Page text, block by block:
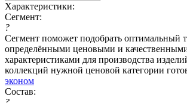
Характеристики:
Сегмент:
?
Сегмент поможет подобрать оптимальный
определёнными ценовыми и
характеристиками для производства
коллекций нужной ценовой категории
эконом
Состав: